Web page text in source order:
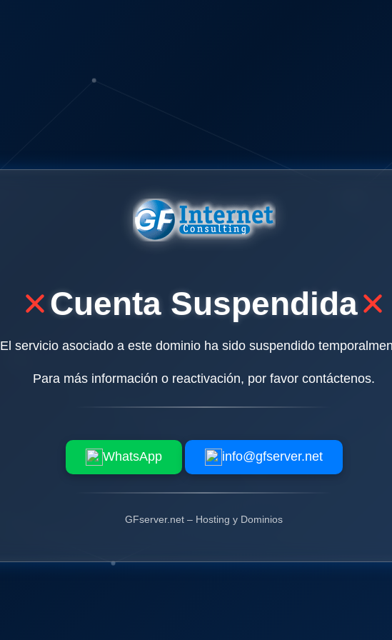
Cuenta Suspendida
El servicio asociado a este dominio ha sido suspendido
Para más información o reactivación, por favor contáctenos.
WhatsApp info@gfserver.net
GFserver.net – Hosting y Dominios